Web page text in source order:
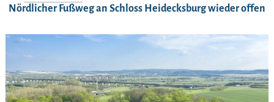
Nördlicher Fußweg an Schloss Heidecksburg wieder offen